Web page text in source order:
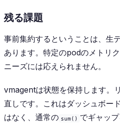
残る課題
事前集約するということは、生
あります。特定のpodのメトリ
ニーズには応えられません。
vmagentは状態を保持します。
直しです。これはダッシュボー
はなく、通常の sum() でギャッ